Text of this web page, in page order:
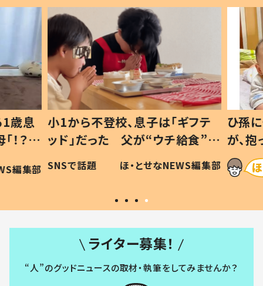
歳息
？」
編集部
小1から不登校、息子は「ギフテ
ッド」だった 父が“ウチ給食”を
作り続ける理由とは #令和の親
#令和の子
SNSで話題 ほ・とせなNEWS編集部
ひ孫
が、
「涙
い」
ライター募集！
“人”のグッドニュースの取材・執筆をしてみませんか？